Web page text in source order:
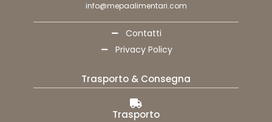
info@mepaalimentari.com
Contatti
Privacy Policy
Trasporto & Consegna
Trasporto